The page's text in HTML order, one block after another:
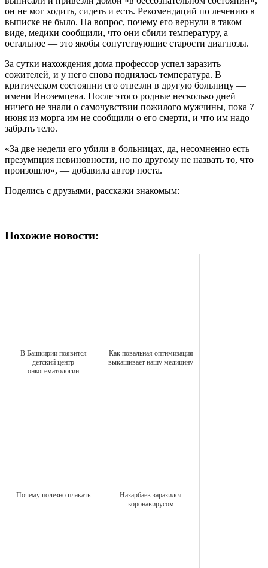
он не мог ходить, сидеть и есть. Рекомендаций по лечению в
выписке не было. На вопрос, почему его вернули в таком
виде, медики сообщили, что они сбили температуру, а
остальное — это якобы сопутствующие старости диагнозы.
За сутки нахождения дома профессор успел заразить
сожителей, и у него снова поднялась температура. В
критическом состоянии его отвезли в другую больницу —
имени Иноземцева. После этого родные несколько дней
ничего не знали о самочувствии пожилого мужчины, пока 7
июня из морга им не сообщили о его смерти, и что им надо
забрать тело.
«За две недели его убили в больницах, да, несомненно есть
презумпция невиновности, но по другому не назвать то, что
произошло», — добавила автор поста.
Поделись с друзьями, расскажи знакомым:
Похожие новости:
В Башкирии появится
детский центр
онкогематологии
Как повальная оптимизация
выкашивает нашу медицину
Почему полезно плакать
Назарбаев заразился
коронавирусом